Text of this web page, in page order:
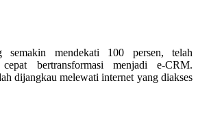
semakin mendekati 100 persen, telah
cepat bertransformasi menjadi e-CRM.
dijangkau melewati internet yang diakses